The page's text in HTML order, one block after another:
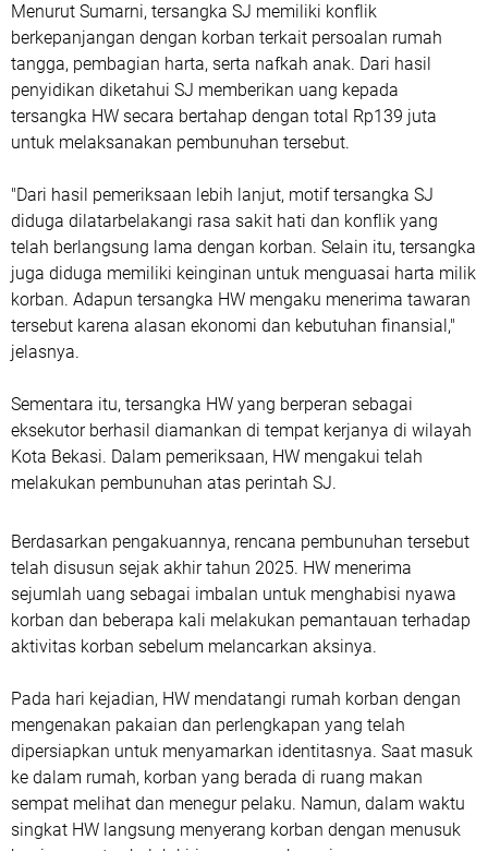
Menurut Sumarni, tersangka SJ memiliki konflik
berkepanjangan dengan korban terkait persoalan rumah
tangga, pembagian harta, serta nafkah anak. Dari hasil
penyidikan diketahui SJ memberikan uang kepada
tersangka HW secara bertahap dengan total Rp139 juta
untuk melaksanakan pembunuhan tersebut.
"Dari hasil pemeriksaan lebih lanjut, motif tersangka SJ
diduga dilatarbelakangi rasa sakit hati dan konflik yang
telah berlangsung lama dengan korban. Selain itu, tersangka
juga diduga memiliki keinginan untuk menguasai harta milik
korban. Adapun tersangka HW mengaku menerima tawaran
tersebut karena alasan ekonomi dan kebutuhan finansial,"
jelasnya.
Sementara itu, tersangka HW yang berperan sebagai
eksekutor berhasil diamankan di tempat kerjanya di wilayah
Kota Bekasi. Dalam pemeriksaan, HW mengakui telah
melakukan pembunuhan atas perintah SJ.
Berdasarkan pengakuannya, rencana pembunuhan tersebut
telah disusun sejak akhir tahun 2025. HW menerima
sejumlah uang sebagai imbalan untuk menghabisi nyawa
korban dan beberapa kali melakukan pemantauan terhadap
aktivitas korban sebelum melancarkan aksinya.
Pada hari kejadian, HW mendatangi rumah korban dengan
mengenakan pakaian dan perlengkapan yang telah
dipersiapkan untuk menyamarkan identitasnya. Saat masuk
ke dalam rumah, korban yang berada di ruang makan
sempat melihat dan menegur pelaku. Namun, dalam waktu
singkat HW langsung menyerang korban dengan menusuk